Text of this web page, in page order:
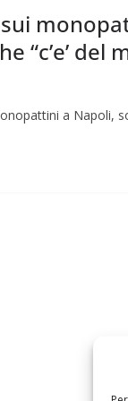
“c’e’
a Napoli,